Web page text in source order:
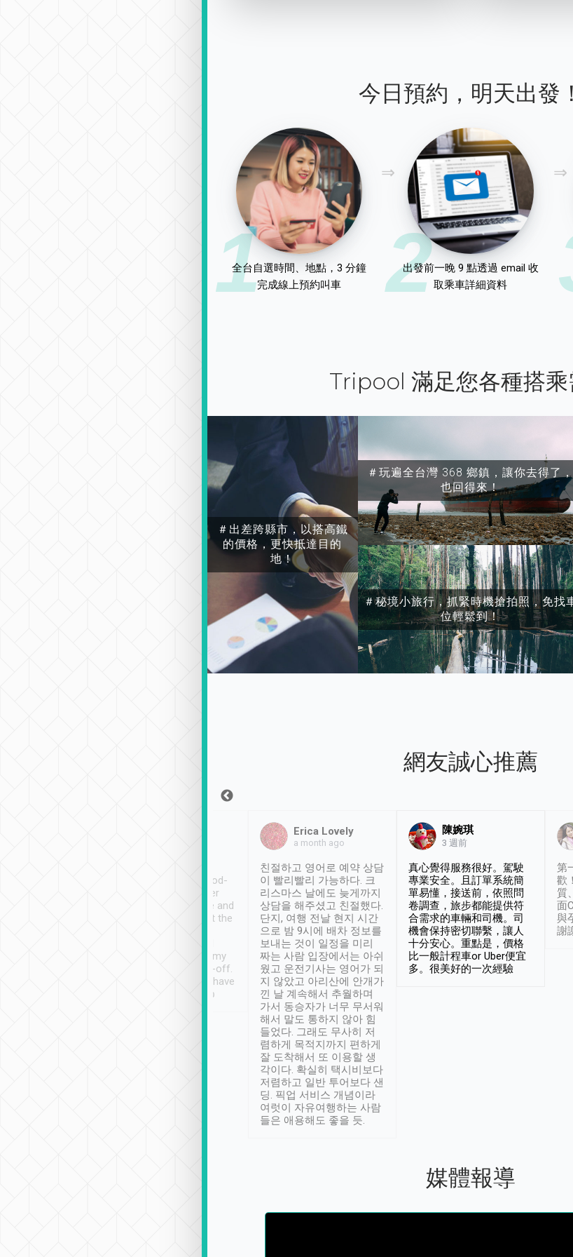
今日預約，明天出發！
1
全台自選時間、地點，3 分鐘
完成線上預約叫車
2
出發前一晚 9 點透過 email 收
取乘車詳細資料
Tripool 滿足您各種搭乘
＃出差跨縣市，以搭高鐵
的價格，更快抵達目的
地！
＃玩遍全台灣 368 鄉鎮，讓你去得了，
也回得來！
＃秘境小旅行，抓緊時機搶拍照，免找
位輕鬆到！
網友誠心推薦
service, vehicles in good-
condition and the driver
service was awesome and
thoughtful. Driver went the
have safely arrived at my
destination after drop-off.
Definitely something I have
not seen elsewhere 👍
Erica Lovely
a month ago
친절하고 영어로 예약 상담
이 빨리빨리 가능하다. 크
리스마스 날에도 늦게까지
상담을 해주셨고 친절했다.
단지, 여행 전날 현지 시간
으로 밤 9시에 배차 정보를
보내는 것이 일정을 미리
짜는 사람 입장에서는 아쉬
웠고 운전기사는 영어가 되
지 않았고 아리산에 안개가
낀 날 계속해서 추월하며
가서 동승자가 너무 무서워
해서 말도 통하지 않아 힘
들었다. 그래도 무사히 저
렴하게 목적지까지 편하게
잘 도착해서 또 이용할 생
각이다. 확실히 택시비보다
저렴하고 일반 투어보다 샌
딩. 픽업 서비스 개념이라
여럿이 자유여행하는 사람
들은 애용해도 좋을 듯.
陳婉琪
3 週前
真心覺得服務很好。駕駛
專業安全。且訂單系統簡
單易懂，接送前，依照問
卷調查，旅步都能提供符
合需求的車輛和司機。司
機會保持密切聯繫，讓人
十分安心。重點是，價格
比一般計程車or Uber便宜
多。很美好的一次經驗
第
歡
質
面
與
謝
媒體報導